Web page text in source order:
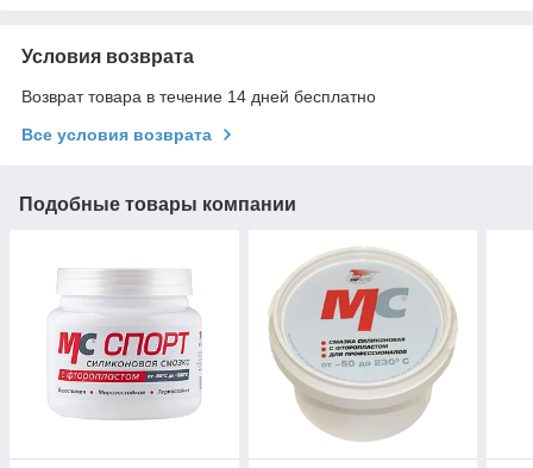
Условия возврата
Возврат товара в течение 14 дней бесплатно
Все условия возврата
Подобные товары компании